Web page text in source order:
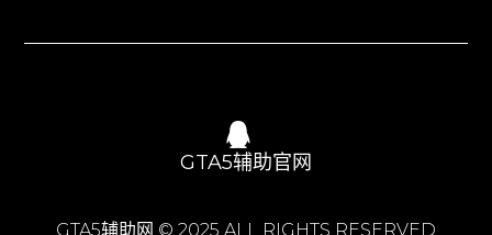
GTA5辅助官网
GTA5辅助网 © 2025 ALL RIGHTS RESERVED